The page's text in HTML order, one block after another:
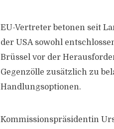
EU-Vertreter betonen seit
der USA sowohl
Brüssel vor der
Gegenzölle zusätzlich zu
Handlungsoptionen.
Kommissionspräsidentin